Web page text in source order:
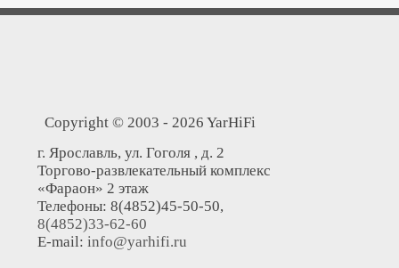
Copyright © 2003 - 2026 YarHiFi
г. Ярославль, ул. Гоголя , д. 2
Торгово-развлекательный комплекс
«Фараон» 2 этаж
Телефоны: 8(4852)45-50-50,
8(4852)33-62-60
E-mail: info@yarhifi.ru